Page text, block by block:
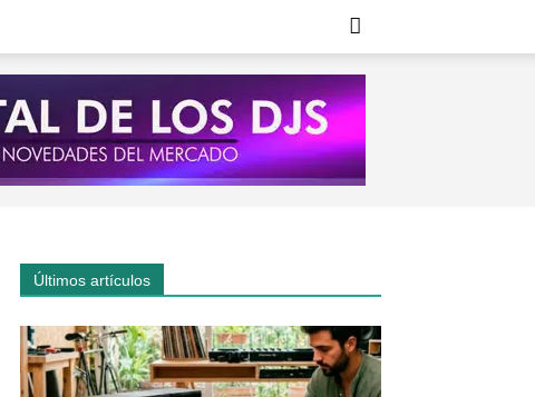
Últimos artículos